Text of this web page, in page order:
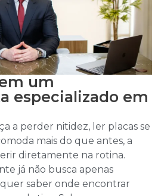
um
especializado em
a perder nitidez, ler placas se
mais do que antes, a
diretamente na rotina.
já não busca apenas
saber onde encontrar